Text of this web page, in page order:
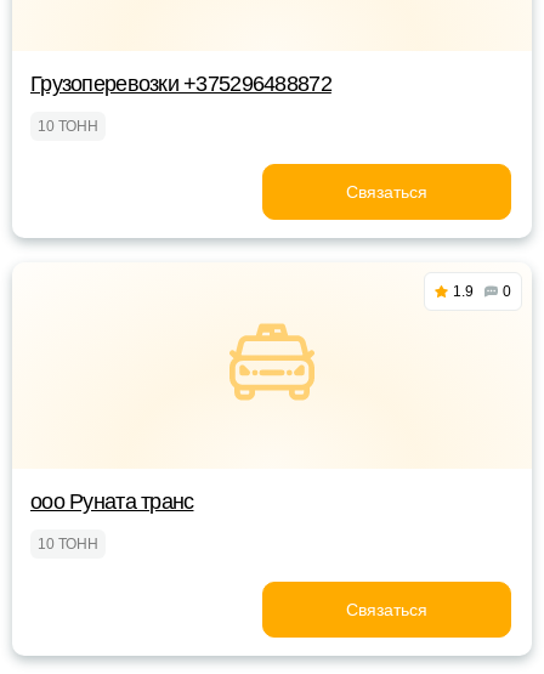
Грузоперевозки +375296488872
10 ТОНН
Связаться
1.9 0
ооо Руната транс
10 ТОНН
Связаться